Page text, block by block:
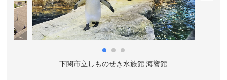
下関市立しものせき水族館 海響館